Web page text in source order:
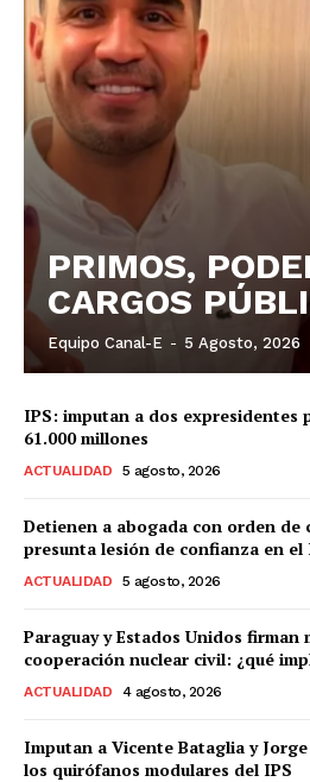
PRIMOS,
CARGOS
Equipo Canal-E - 5 Agosto, 2026
IPS: imputan a dos expresidentes
61.000 millones
ACTUALIDAD 5 agosto, 2026
Detienen a abogada con orden de
presunta lesión de confianza en el
ACTUALIDAD 5 agosto, 2026
Paraguay y Estados Unidos firman
cooperación nuclear civil: ¿qué
ACTUALIDAD 4 agosto, 2026
Imputan a Vicente Bataglia y
los quirófanos modulares del IPS